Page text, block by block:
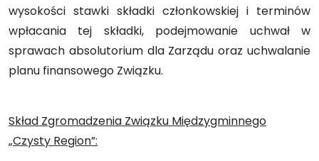
wysokości stawki składki członkowskiej i terminów
wpłacania tej składki, podejmowanie uchwał w
sprawach absolutorium dla Zarządu oraz uchwalanie
planu finansowego Związku.
Skład Zgromadzenia Związku Międzygminnego
„Czysty Region”: